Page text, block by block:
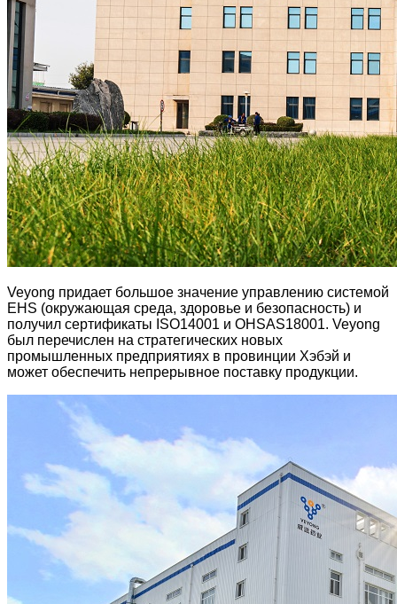
Veyong придает большое значение управлению системой
EHS (окружающая среда, здоровье и безопасность) и
получил сертификаты ISO14001 и OHSAS18001. Veyong
был перечислен на стратегических новых
промышленных предприятиях в провинции Хэбэй и
может обеспечить непрерывное поставку продукции.